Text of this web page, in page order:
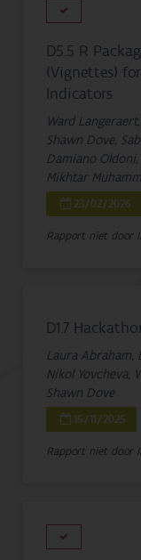
D5.5 R
(Vignettes)
Indicators
Ward
Shawn Dove,
Damiano Oldoni,
Mikhtar
23/02/2026
Rapport niet door
D1.7
Laura Abraham,
Nikol Yovcheva,
Shawn Dove
15/11/2025
Rapport niet door